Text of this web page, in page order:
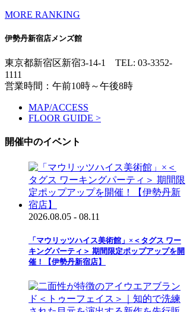
MORE RANKING
伊勢丹新宿店メンズ館
東京都新宿区新宿3-14-1 TEL: 03-3352-
1111
営業時間：午前10時～午後8時
MAP/ACCESS
FLOOR GUIDE >
開催中のイベント
2026.08.05 - 08.11
「マウリッツハイス美術館」×＜タグス ワー
キングパーティ＞ 期間限定ポップアップを開
催！【伊勢丹新宿店】